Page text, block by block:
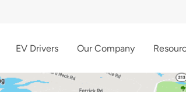
EV Drivers Our Company